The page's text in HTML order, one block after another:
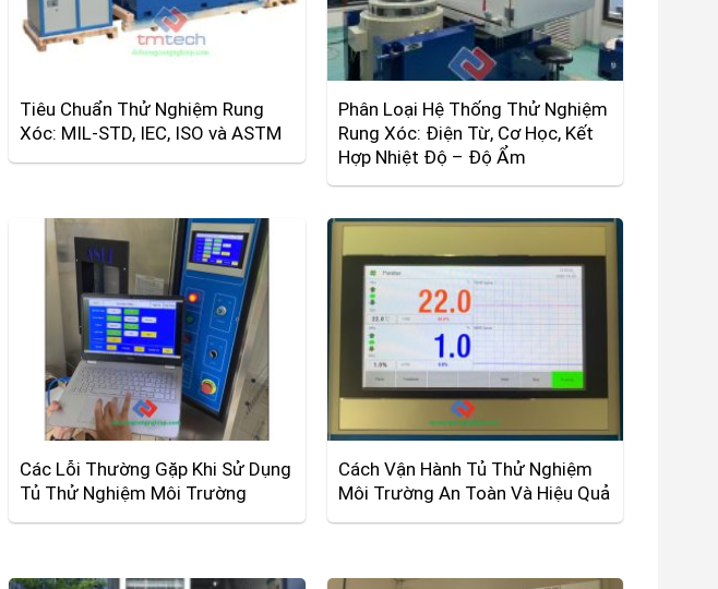
Tiêu Chuẩn Thử Nghiệm Rung
Xóc: MIL-STD, IEC, ISO và ASTM
Phân Loại Hệ Thống Thử Nghiệm
Rung Xóc: Điện Từ, Cơ Học, Kết
Hợp Nhiệt Độ – Độ Ẩm
Các Lỗi Thường Gặp Khi Sử Dụng
Tủ Thử Nghiệm Môi Trường
Cách Vận Hành Tủ Thử Nghiệm
Môi Trường An Toàn Và Hiệu Quả